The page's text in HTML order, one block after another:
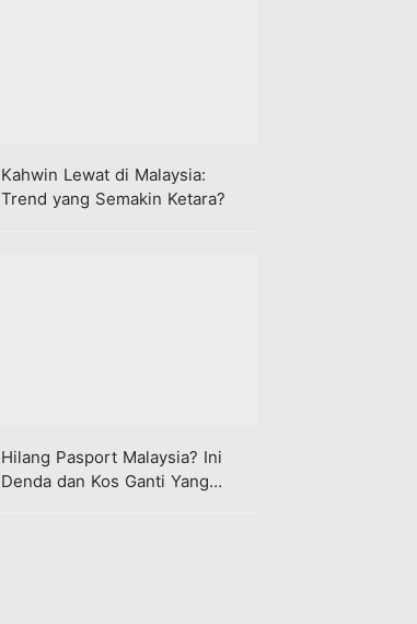
Kahwin Lewat di Malaysia:
Trend yang Semakin Ketara?
Hilang Pasport Malaysia? Ini
Denda dan Kos Ganti Yang